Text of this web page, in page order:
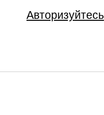
Авторизуйтесь